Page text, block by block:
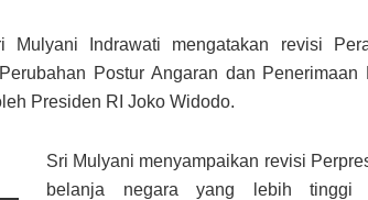
Mulyani Indrawati mengatakan revisi
Postur Angaran dan Penerimaan
Presiden RI Joko Widodo.
Sri Mulyani menyampaikan revisi
belanja negara yang lebih tinggi